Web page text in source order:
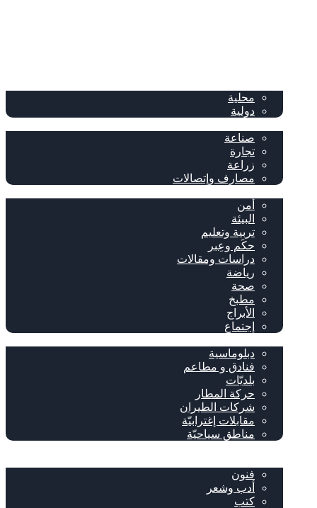
محلية
دولية
صناعة
تجارة
زراعة
مصارف وإتصالات
أمن
البيئة
تربية وتعليم
حكَم وعِبر
دراسات ومقالات
رياضة
صحة
مطبخ
الأبراج
إجتماع
دبلوماسية
فنادق و مطاعم
بلديّات
حركة المطار
شركات الطيران
مقابلات إغترابيّة
مناطق سياحيّة
فنون
أدب وشعر
كتب